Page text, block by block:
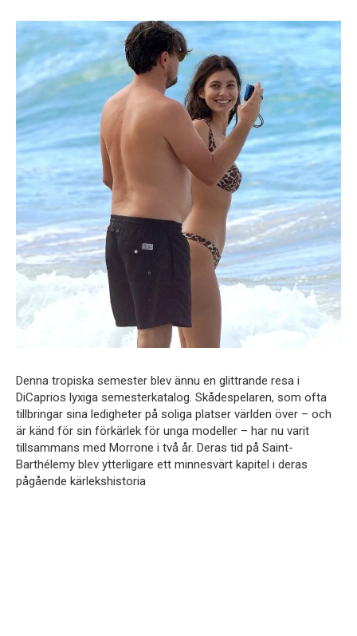
Denna tropiska semester blev ännu en glittrande resa i
DiCaprios lyxiga semesterkatalog. Skådespelaren, som ofta
tillbringar sina ledigheter på soliga platser världen över – och
är känd för sin förkärlek för unga modeller – har nu varit
tillsammans med Morrone i två år. Deras tid på Saint-
Barthélemy blev ytterligare ett minnesvärt kapitel i deras
pågående kärlekshistoria